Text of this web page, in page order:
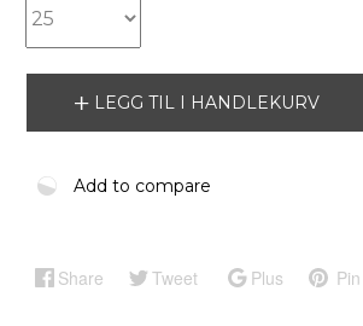
LEGG TIL I HANDLEKURV
Add to compare
Share Tweet Plus Pin